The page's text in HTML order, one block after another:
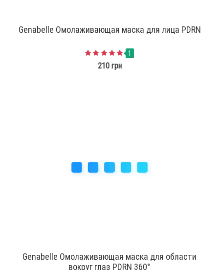
Genabelle Омолаживающая маска для лица PDRN
1
210 грн
Genabelle Омолаживающая маска для области
вокруг глаз PDRN 360°